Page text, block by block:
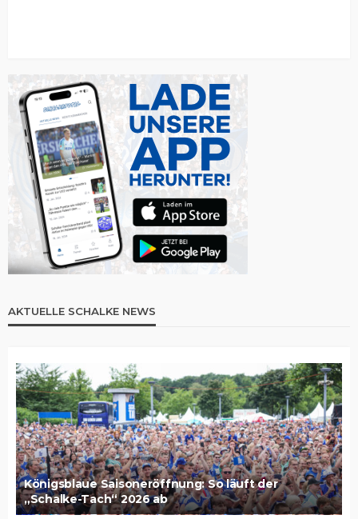
AKTUELLE SCHALKE NEWS
Königsblaue Saisoneröffnung: So läuft der
„Schalke-Tach“ 2026 ab